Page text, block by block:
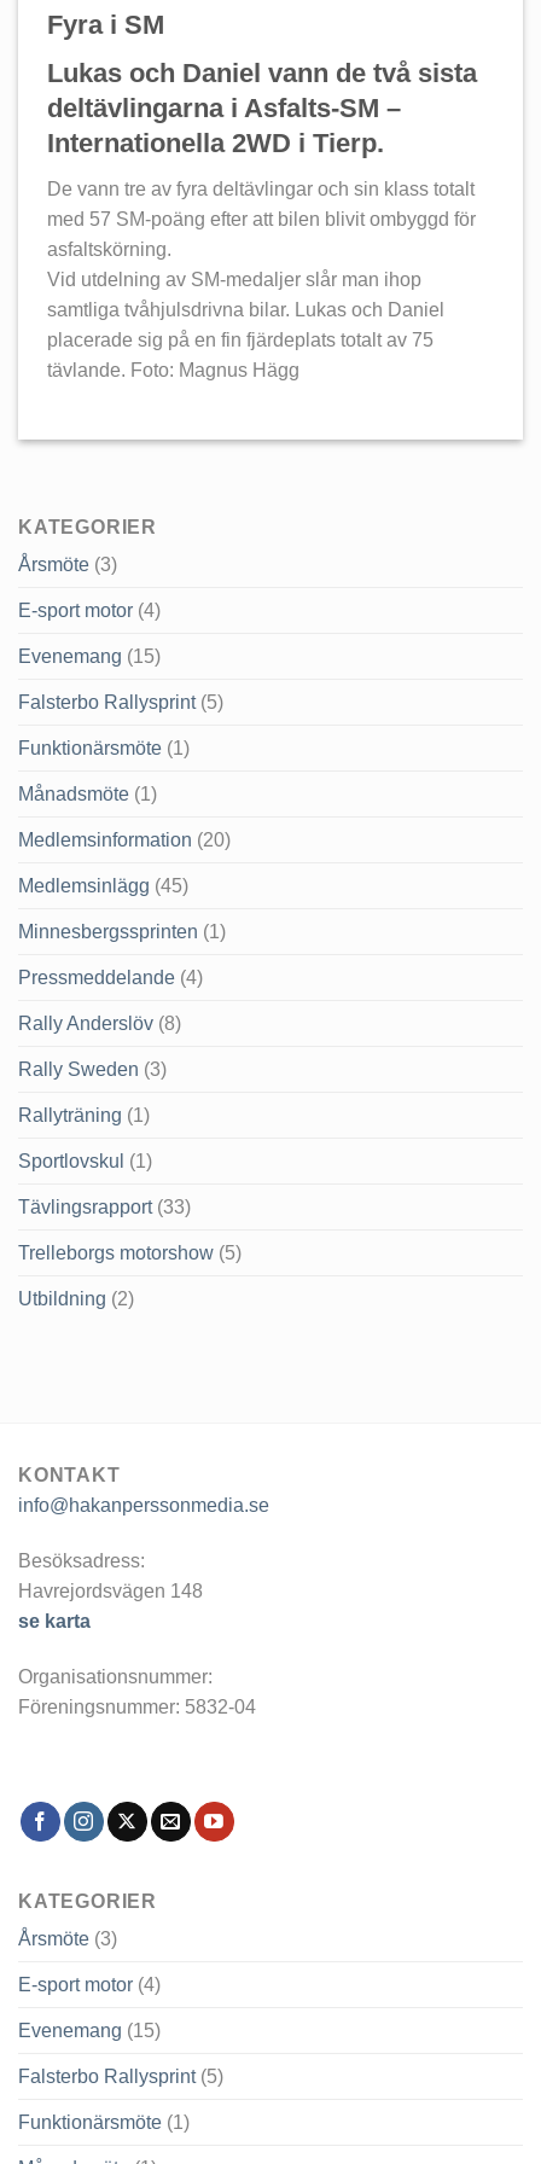
Fyra i SM
Lukas och Daniel vann de två sista
deltävlingarna i Asfalts-SM –
Internationella 2WD i Tierp.
De vann tre av fyra deltävlingar och sin klass totalt
med 57 SM-poäng efter att bilen blivit ombyggd för
asfaltskörning.
Vid utdelning av SM-medaljer slår man ihop
samtliga tvåhjulsdrivna bilar. Lukas och Daniel
placerade sig på en fin fjärdeplats totalt av 75
tävlande. Foto: Magnus Hägg
KATEGORIER
Årsmöte (3)
E-sport motor (4)
Evenemang (15)
Falsterbo Rallysprint(5)
Funktionärsmöte (1)
Månadsmöte (1)
Medlemsinformation (20)
Medlemsinlägg (45)
Minnesbergssprinten (1)
Pressmeddelande (4)
Rally Anderslöv (8)
Rally Sweden (3)
Rallyträning (1)
Sportlovskul (1)
Tävlingsrapport(33)
Trelleborgs motorshow (5)
Utbildning (2)
KONTAKT
info@hakanperssonmedia.se
Besöksadress:
Havrejordsvägen 148
se karta
Organisationsnummer:
Föreningsnummer: 5832-04
KATEGORIER
Årsmöte (3)
E-sport motor (4)
Evenemang (15)
Falsterbo Rallysprint(5)
Funktionärsmöte (1)